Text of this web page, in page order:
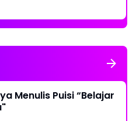
Puisi “Belajar